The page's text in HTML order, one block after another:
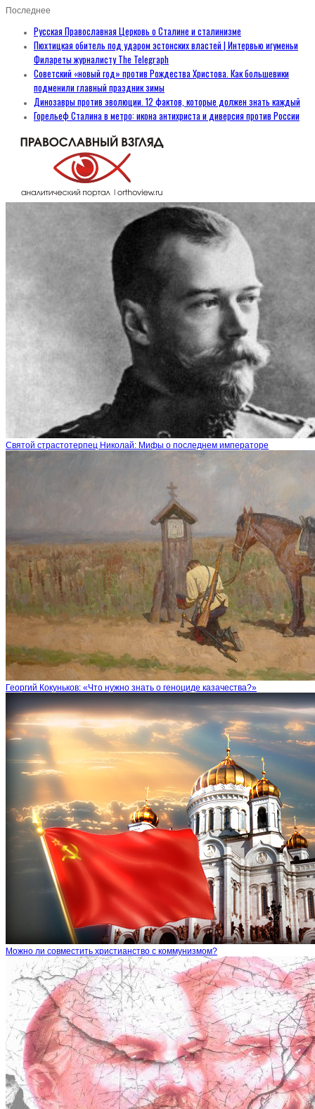
Последнее
Русская Православная Церковь о Сталине и сталинизме
Пюхтицкая обитель под ударом эстонских властей | Интервью игуменьи
Филареты журналисту The Telegraph
Советский «новый год» против Рождества Христова. Как большевики
подменили главный праздник зимы
Динозавры против эволюции. 12 фактов, которые должен знать каждый
Горельеф Сталина в метро: икона антихриста и диверсия против России
Святой страстотерпец Николай: Мифы о последнем императоре
Георгий Кокуньков: «Что нужно знать о геноциде казачества?»
Можно ли совместить христианство с коммунизмом?